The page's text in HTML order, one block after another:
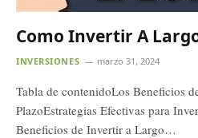
Como Invertir A
INVERSIONES marzo 31, 2024
Tabla de contenidoLos Beneficios
PlazoEstrategias Efectivas para
Beneficios de Invertir a Largo…